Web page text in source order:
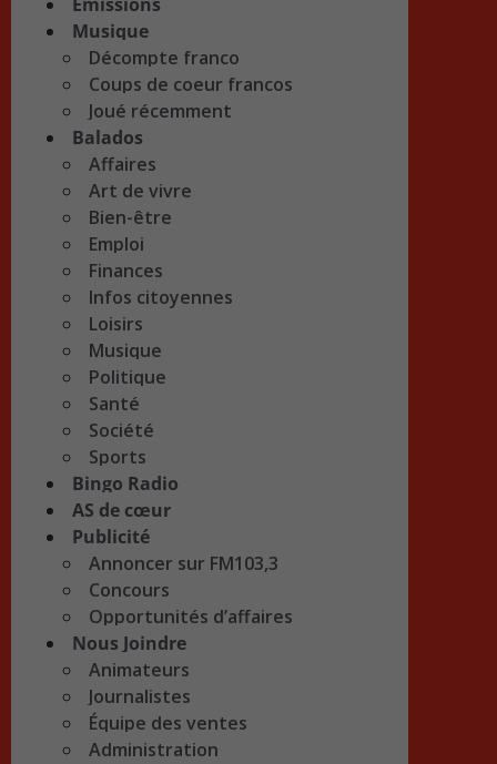
Musique
Décompte franco
Coups de coeur francos
Joué récemment
Balados
Affaires
Art de vivre
Bien-être
Emploi
Finances
Infos citoyennes
Loisirs
Musique
Politique
Santé
Société
Sports
Bingo Radio
AS de cœur
Publicité
Annoncer sur FM103,3
Concours
Opportunités d’affaires
Nous Joindre
Animateurs
Journalistes
Équipe des ventes
Administration